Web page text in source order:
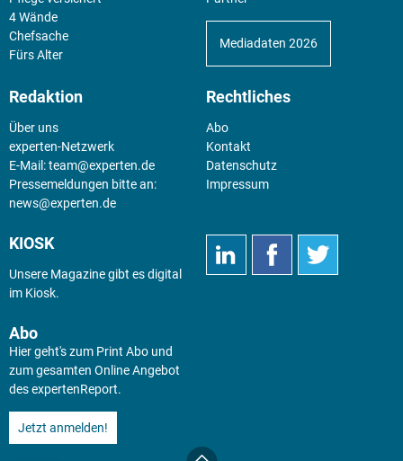
4 Wände
Chefsache
Fürs Alter
Mediadaten 2026
Redaktion
Über uns
experten-Netzwerk
E-Mail:team@experten.de
Pressemeldungen bitte an:
news@experten.de
Rechtliches
Abo
Kontakt
Datenschutz
Impressum
KIOSK
Unsere Magazine gibt es digital
im Kiosk.
Abo
Hier geht's zum Print Abo und
zum gesamten Online Angebot
des expertenReport.
Jetzt anmelden!